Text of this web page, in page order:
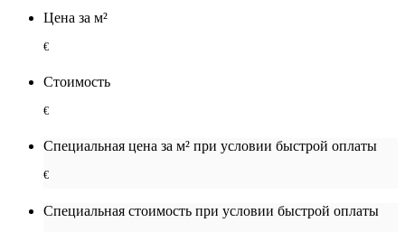
Цена за м²
€
Стоимость
€
Специальная цена за м² при условии быстрой оплаты
€
Специальная cтоимость при условии быстрой оплаты